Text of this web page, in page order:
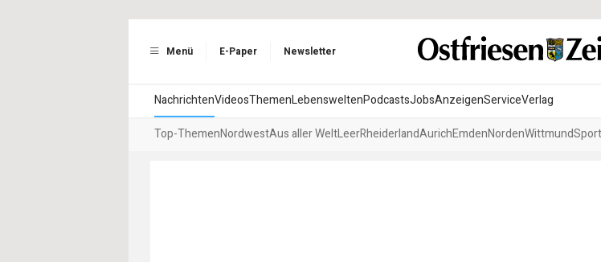
Menü E-Paper Newsletter
NachrichtenVideosThemenLebensweltenPodcastsJobsAnzeigenServiceVerlag
Top-ThemenNordwestAus aller WeltLeerRheiderlandAurichEmdenNordenWittmundSport